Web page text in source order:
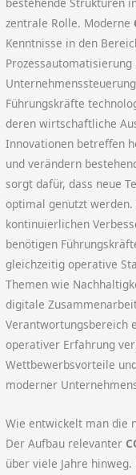
zentrale Rolle. Moderne
Kenntnisse in den
Führungskräfte
deren wirtschaftliche
Innovationen betreffen
und verändern
sorgt dafür, dass neue
optimal genutzt
kontinuierlichen
benötigen
gleichzeitig operative
Themen wie
digitale
Verantwortungsbereich
operativer Erfahrung
Wettbewerbsvorteile
moderner
Wie entwickelt man die
Der Aufbau relevanter
über viele Jahre